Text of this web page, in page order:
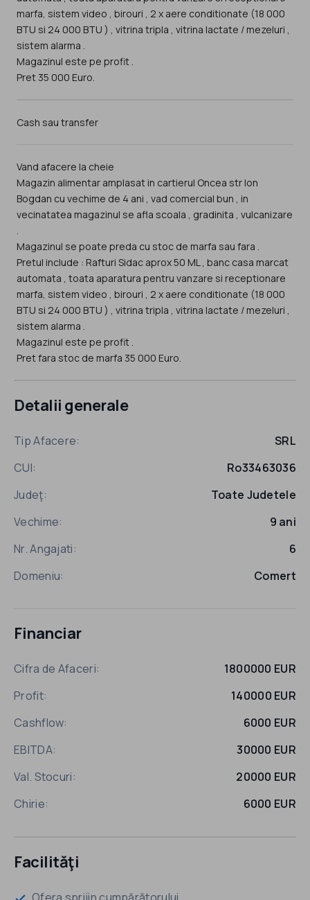
marfa, sistem video , birouri , 2 x aere conditionate (18 000
BTU si 24 000 BTU ) , vitrina tripla , vitrina lactate / mezeluri ,
sistem alarma .
Magazinul este pe profit .
Pret 35 000 Euro.
Cash sau transfer
Vand afacere la cheie
Magazin alimentar amplasat in cartierul Oncea str Ion
Bogdan cu vechime de 4 ani , vad comercial bun , in
vecinatatea magazinul se afla scoala , gradinita , vulcanizare
.
Magazinul se poate preda cu stoc de marfa sau fara .
Pretul include : Rafturi Sidac aprox 50 ML , banc casa marcat
automata , toata aparatura pentru vanzare si receptionare
marfa, sistem video , birouri , 2 x aere conditionate (18 000
BTU si 24 000 BTU ) , vitrina tripla , vitrina lactate / mezeluri ,
sistem alarma .
Magazinul este pe profit .
Pret fara stoc de marfa 35 000 Euro.
Detalii generale
Tip Afacere:
SRL
CUI:
Ro33463036
Judeţ:
Toate Judetele
Vechime:
9 ani
Nr. Angajati:
6
Domeniu:
Comert
Financiar
Cifra de Afaceri:
1800000 EUR
Profit:
140000 EUR
Cashflow:
6000 EUR
EBITDA:
30000 EUR
Val. Stocuri:
20000 EUR
Chirie:
6000 EUR
Facilităţi